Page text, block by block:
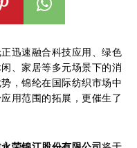
迅速融合科技应用、绿色
、家居等多元场景下的消
，锦纶在国际纺织市场中
用范围的拓展，更催生了